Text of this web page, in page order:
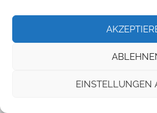
EINSTELLUNGEN
Design byIhr